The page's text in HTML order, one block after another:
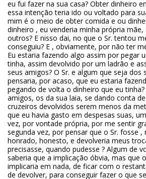
eu fui fazer na sua casa? Obter dinheiro
essa intenção teria ido ou voltado para
mim é o meio de obter comida e ou
dinheiro , eu venderia minha própria
outros? E nisso dai, no que o Sr. tentou
conseguiu? E , obviamente, por não ter
Eu estaria fazendo algo assim por pegar
tinha, assim devolvido por um ladrão e
seus amigos? O Sr. e algum que seja dos
pensaria, por acaso, que eu estaria
pegando de volta o dinheiro que eu tinha?
amigos, os da sua laia, se dando conta
cruzeiros devolvidos serem menos da
que eu havia gasto em despesas suas,
vez, por vontade própria, por me sentir
segunda vez, por pensar que o Sr. fosse
honrado, honesto, e devolveria meus
precisasse, quando pudesse ? Algum de
saberia que a implicação óbvia, mas que
implicaria em nada, de ficar com o
de devolver, para conseguir fazer o que